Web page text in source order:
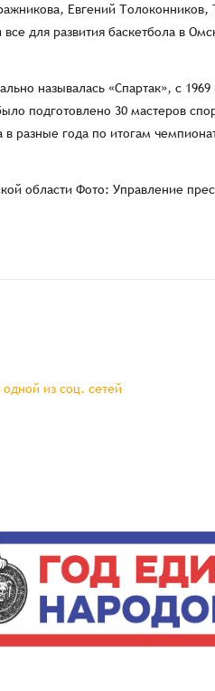
Евгений Толоконников,
для развития баскетбола в
называлась «Спартак», с
подготовлено 30 мастеров
разные года по итогам
области Фото: Управление
из соц. сетей